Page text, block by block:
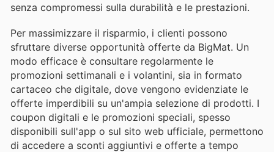
senza compromessi sulla durabilità e le prestazioni.
Per massimizzare il risparmio, i clienti possono
sfruttare diverse opportunità offerte da BigMat. Un
modo efficace è consultare regolarmente le
promozioni settimanali e i volantini, sia in formato
cartaceo che digitale, dove vengono evidenziate le
offerte imperdibili su un'ampia selezione di prodotti. I
coupon digitali e le promozioni speciali, spesso
disponibili sull'app o sul sito web ufficiale, permettono
di accedere a sconti aggiuntivi e offerte a tempo